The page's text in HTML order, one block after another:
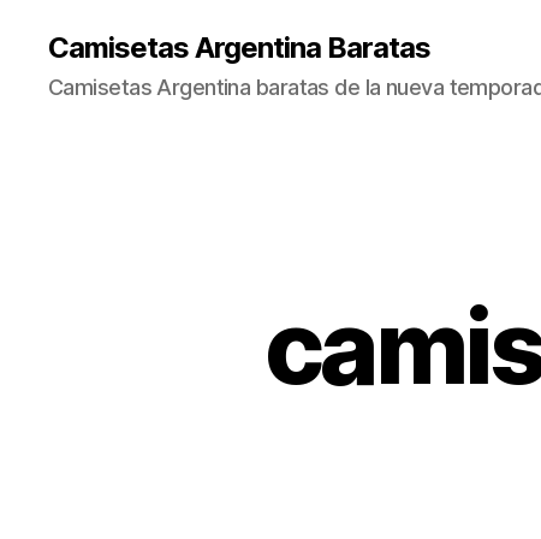
Camisetas Argentina Baratas
Camisetas Argentina baratas de la nueva